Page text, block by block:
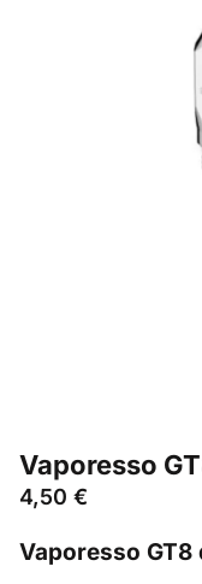
Vaporesso
4,50 €
Vaporesso GT8